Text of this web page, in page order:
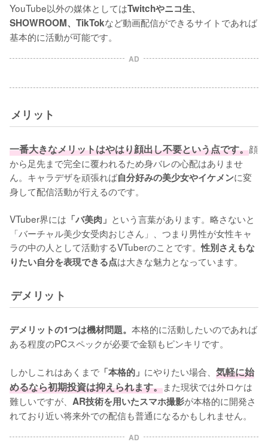
YouTube以外の媒体としてはTwitchやニコ生、
SHOWROOM、TikTokなど動画配信ができるサイトであれば
基本的に活動が可能です。
AD
メリット
一番大きなメリットはやはり顔出し不要という点です。顔
から足先まで完全に覆われるため身バレの心配はありませ
ん。キャラデザを頑張れば自分好みの美少女やイケメンに変
身して配信活動が行えるのです。
VTuber界には 「バ美肉」 という言葉があります。略さないと
「バーチャル美少女受肉おじさん」、つまり男性が女性キャ
ラの中の人として活動するVTuberのことです。性別さえもな
りたい自分を表現できる点は大きな魅力となっています。
デメリット
デメリットの1つは機材問題。 本格的に活動したいのであれば
ある程度のPCスペックが必要で金額もピンキリです。
しかしこれはあくまで 「本格的」 にやりたい場合、 気軽に始
めるなら初期投資は抑えられます。また現状では外ロケは
難しいですが、 AR技術を用いたスマホ撮影が本格的に開発さ
れており近い将来外での配信も普通になるかもしれません。
AD